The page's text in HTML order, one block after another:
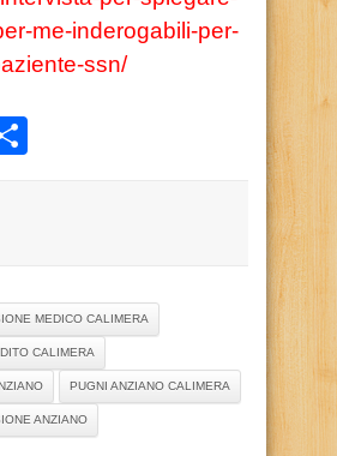
me-inderogabili-per-
ssn/
MEDICO CALIMERA
CALIMERA
PUGNI ANZIANO CALIMERA
ANZIANO